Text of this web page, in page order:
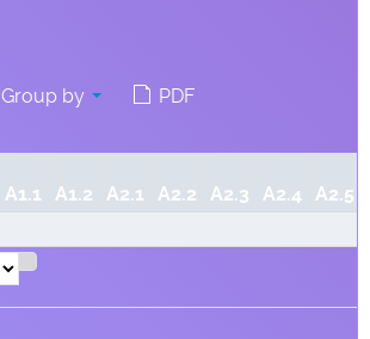
Group by PDF
A1.1 A1.2 A2.1 A2.2 A2.3 A2.4 A2.5